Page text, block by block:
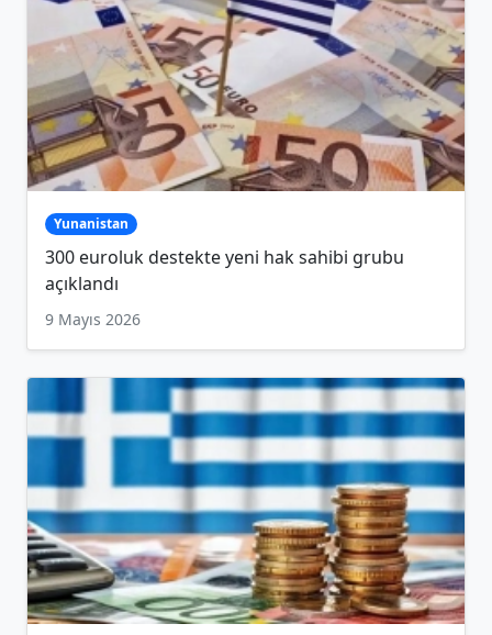
Yunanistan
300 euroluk destekte yeni hak sahibi grubu
açıklandı
9 Mayıs 2026